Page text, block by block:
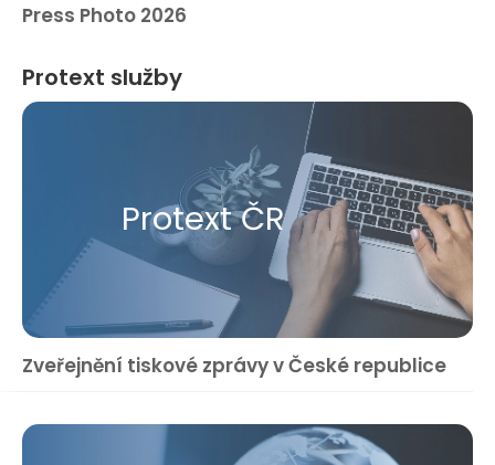
Press Photo 2026
Protext služby
Protext ČR
Zveřejnění tiskové zprávy v České republice